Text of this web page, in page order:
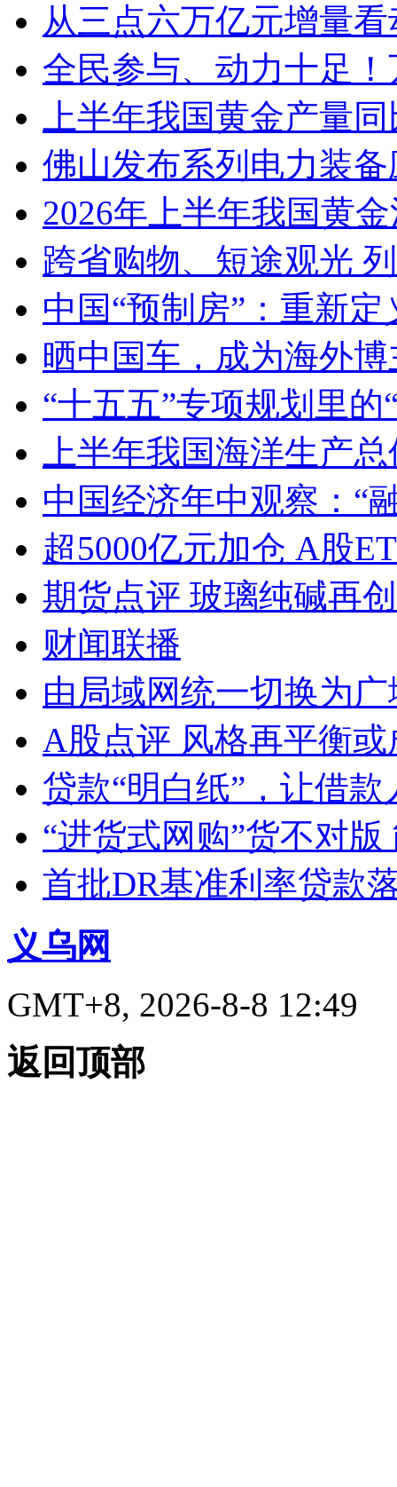
从三点六万亿元增量
全民参与、动力十足
上半年我国黄金产量
佛山发布系列电力装
2026年上半年我国黄
跨省购物、短途观光
中国“预制房”：重新
晒中国车，成为海外博
“十五五”专项规划里的
上半年我国海洋生产
中国经济年中观察：“
超5000亿元加仓 A股
期货点评 玻璃纯碱再
财闻联播
由局域网统一切换为
A股点评 风格再平衡或
贷款“明白纸”，让借款
“进货式网购”货不对
首批DR基准利率贷款
义乌网
GMT+8, 2026-8-8 12:49
返回顶部